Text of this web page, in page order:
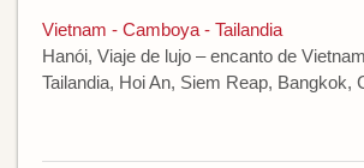
Vietnam - Camboya - Tailandia
Hanói, Viaje de lujo – encanto de
Tailandia, Hoi An, Siem Reap, Bangkok,